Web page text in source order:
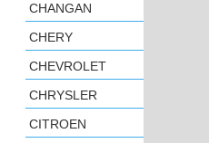
CHANGAN
CHERY
CHEVROLET
CHRYSLER
CITROEN